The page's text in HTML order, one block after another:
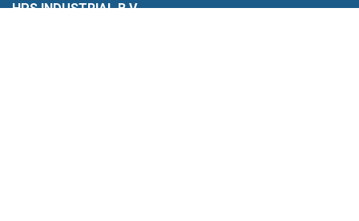
HPS INDUSTRIAL B.V.